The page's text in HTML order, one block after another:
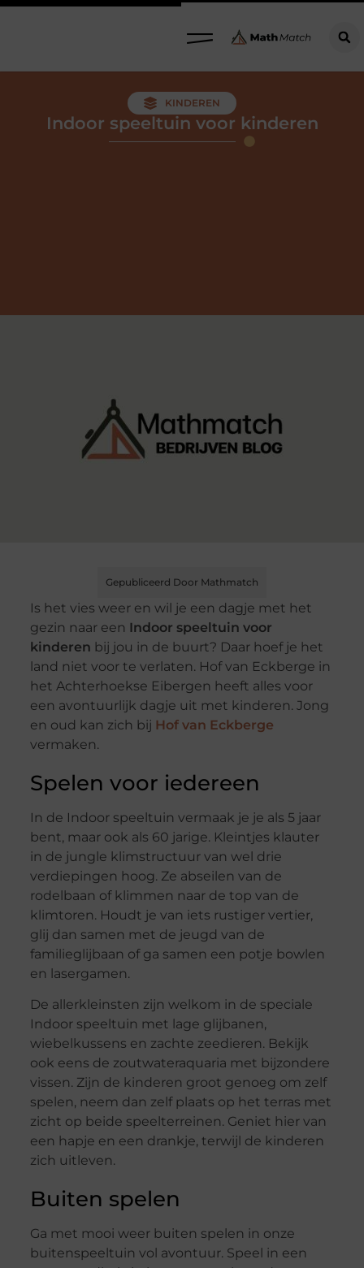
KINDEREN
Indoor speeltuin voor kinderen
Gepubliceerd Door Mathmatch
Is het vies weer en wil je een dagje met het
gezin naar een Indoor speeltuin voor
kinderen bij jou in de buurt? Daar hoef je het
land niet voor te verlaten. Hof van Eckberge in
het Achterhoekse Eibergen heeft alles voor
een avontuurlijk dagje uit met kinderen. Jong
en oud kan zich bij Hof van Eckberge
vermaken.
Spelen voor iedereen
In de Indoor speeltuin vermaak je je als 5 jaar
bent, maar ook als 60 jarige. Kleintjes klauter
in de jungle klimstructuur van wel drie
verdiepingen hoog. Ze abseilen van de
rodelbaan of klimmen naar de top van de
klimtoren. Houdt je van iets rustiger vertier,
glij dan samen met de jeugd van de
familieglijbaan of ga samen een potje bowlen
en lasergamen.
De allerkleinsten zijn welkom in de speciale
Indoor speeltuin met lage glijbanen,
wiebelkussens en zachte zeedieren. Bekijk
ook eens de zoutwateraquaria met bijzondere
vissen. Zijn de kinderen groot genoeg om zelf
spelen, neem dan zelf plaats op het terras met
zicht op beide speelterreinen. Geniet hier van
een hapje en een drankje, terwijl de kinderen
zich uitleven.
Buiten spelen
Ga met mooi weer buiten spelen in onze
buitenspeeltuin vol avontuur. Speel in een